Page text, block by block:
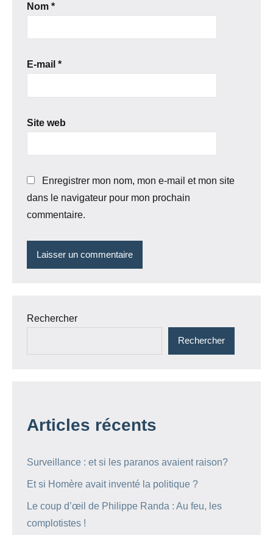
Nom *
E-mail *
Site web
Enregistrer mon nom, mon e-mail et mon site
dans le navigateur pour mon prochain
commentaire.
Rechercher
Rechercher
Articles récents
Surveillance : et si les paranos avaient raison?
Et si Homère avait inventé la politique ?
Le coup d’œil de Philippe Randa : Au feu, les
complotistes !